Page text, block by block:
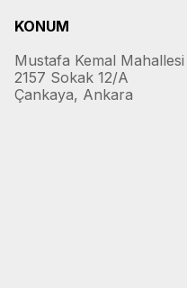
KONUM
Mustafa Kemal Mahallesi
2157 Sokak 12/A
Çankaya, Ankara